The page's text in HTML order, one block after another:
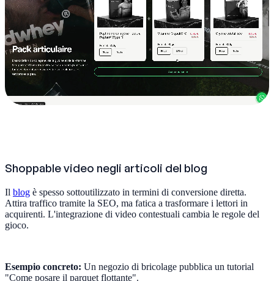
Shoppable video negli articoli del blog
Il blog è spesso sottoutilizzato in termini di conversione diretta.
Attira traffico tramite la SEO, ma fatica a trasformare i lettori in
acquirenti. L'integrazione di video contestuali cambia le regole del
gioco.
Esempio concreto: Un negozio di bricolage pubblica un tutorial
"Come posare il parquet flottante".